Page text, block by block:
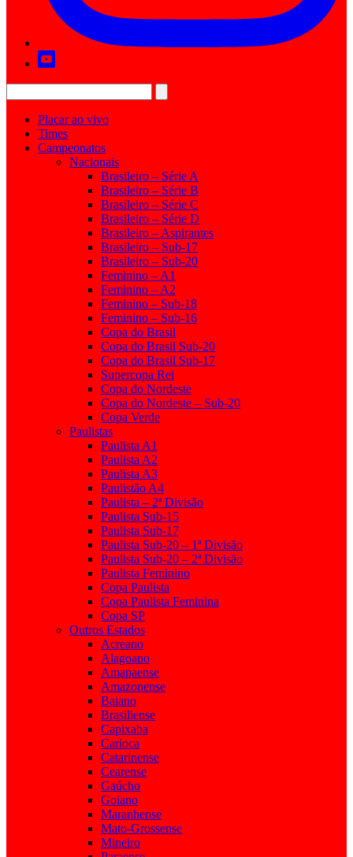
Placar ao vivo
Times
Campeonatos
Nacionais
Brasileiro – Série A
Brasileiro – Série B
Brasileiro – Série C
Brasileiro – Série D
Brasileiro – Aspirantes
Brasileiro – Sub-17
Brasileiro – Sub-20
Feminino – A1
Feminino – A2
Feminino – Sub-18
Feminino – Sub-16
Copa do Brasil
Copa do Brasil Sub-20
Copa do Brasil Sub-17
Supercopa Rei
Copa do Nordeste
Copa do Nordeste – Sub-20
Copa Verde
Paulistas
Paulista A1
Paulista A2
Paulista A3
Paulistão A4
Paulista – 2ª Divisão
Paulista Sub-15
Paulista Sub-17
Paulista Sub-20 – 1ª Divisão
Paulista Sub-20 – 2ª Divisão
Paulista Feminino
Copa Paulista
Copa Paulista Feminina
Copa SP
Outros Estados
Acreano
Alagoano
Amapaense
Amazonense
Baiano
Brasiliense
Capixaba
Carioca
Catarinense
Cearense
Gaúcho
Goiano
Maranhense
Mato-Grossense
Mineiro